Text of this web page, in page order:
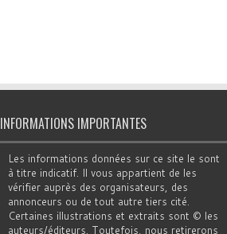
INFORMATIONS IMPORTANTES
Les informations données sur ce site le sont
à titre indicatif. Il vous appartient de les
vérifier auprès des organisateurs, des
annonceurs ou de tout autre tiers cité.
Certaines illustrations et extraits sont © les
auteurs/éditeurs. Toutefois, nous retirerons